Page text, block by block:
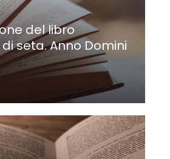
del libro
di seta. Anno Domini